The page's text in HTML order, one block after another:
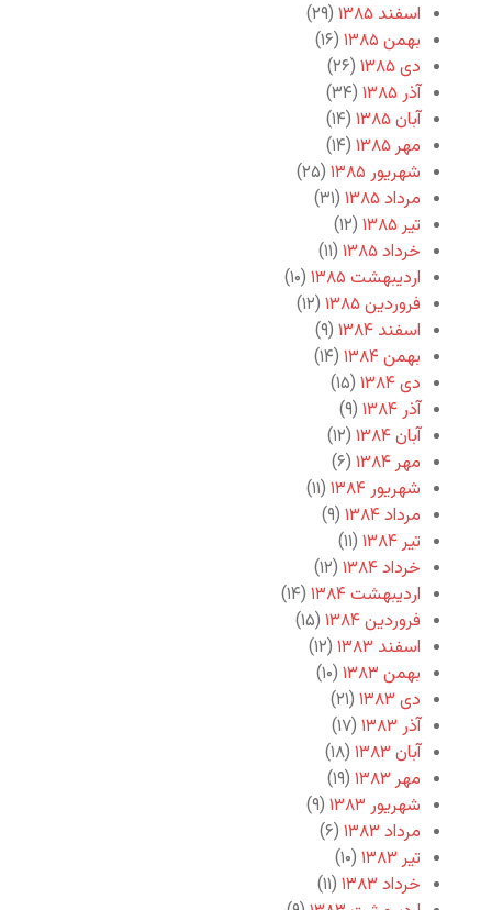
اسفند ۱۳۸۵
(۲۹)
بهمن ۱۳۸۵
(۱۶)
دی ۱۳۸۵
(۲۶)
آذر ۱۳۸۵
(۳۴)
آبان ۱۳۸۵
(۱۴)
مهر ۱۳۸۵
(۱۴)
شهریور ۱۳۸۵
(۲۵)
مرداد ۱۳۸۵
(۳۱)
تیر ۱۳۸۵
(۱۲)
خرداد ۱۳۸۵
(۱۱)
اردیبهشت ۱۳۸۵
(۱۰)
فروردین ۱۳۸۵
(۱۲)
اسفند ۱۳۸۴
(۹)
بهمن ۱۳۸۴
(۱۴)
دی ۱۳۸۴
(۱۵)
آذر ۱۳۸۴
(۹)
آبان ۱۳۸۴
(۱۲)
مهر ۱۳۸۴
(۶)
شهریور ۱۳۸۴
(۱۱)
مرداد ۱۳۸۴
(۹)
تیر ۱۳۸۴
(۱۱)
خرداد ۱۳۸۴
(۱۲)
اردیبهشت ۱۳۸۴
(۱۴)
فروردین ۱۳۸۴
(۱۵)
اسفند ۱۳۸۳
(۱۲)
بهمن ۱۳۸۳
(۱۰)
دی ۱۳۸۳
(۲۱)
آذر ۱۳۸۳
(۱۷)
آبان ۱۳۸۳
(۱۸)
مهر ۱۳۸۳
(۱۹)
شهریور ۱۳۸۳
(۹)
مرداد ۱۳۸۳
(۶)
تیر ۱۳۸۳
(۱۰)
خرداد ۱۳۸۳
(۱۱)